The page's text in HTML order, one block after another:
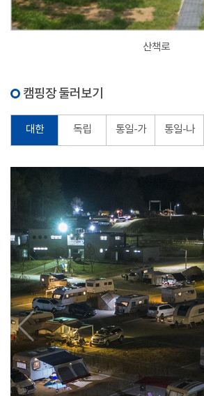
산책로
캠핑장 둘러보기
대한 독립 통일-가 통일-나